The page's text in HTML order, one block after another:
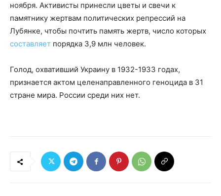
ноября. Активисты принесли цветы и свечи к
памятнику жертвам политических репрессий на
Лубянке, чтобы почтить память жертв, число которых
составляет порядка 3,9 млн человек.
Голод, охвативший Украину в 1932-1933 годах,
признается актом целенаправленного геноцида в 31
стране мира. России среди них нет.